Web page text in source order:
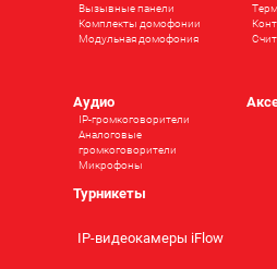
Вызывные панели
Комплекты домофонии
Модульная домофония
Аудио
IP-громкоговорители
Аналоговые
громкоговорители
Микрофоны
Турникеты
IP-видеокамеры iFlow